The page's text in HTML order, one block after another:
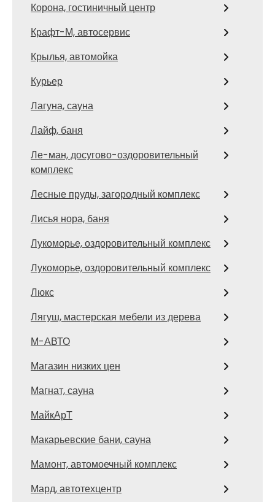
Корона, гостиничный центр
Крафт-М, автосервис
Крылья, автомойка
Курьер
Лагуна, сауна
Лайф, баня
Ле-ман, досугово-оздоровительный
комплекс
Лесные пруды, загородный комплекс
Лисья нора, баня
Лукоморье, оздоровительный комплекс
Лукоморье, оздоровительный комплекс
Люкс
Лягуш, мастерская мебели из дерева
М-АВТО
Магазин низких цен
Магнат, сауна
МайкАрТ
Макарьевские бани, сауна
Мамонт, автомоечный комплекс
Мард, автотехцентр